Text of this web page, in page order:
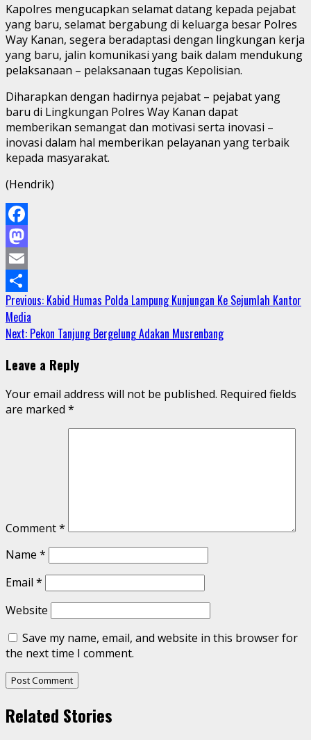
Kapolres mengucapkan selamat datang kepada pejabat
yang baru, selamat bergabung di keluarga besar Polres
Way Kanan, segera beradaptasi dengan lingkungan kerja
yang baru, jalin komunikasi yang baik dalam mendukung
pelaksanaan – pelaksanaan tugas Kepolisian.
Diharapkan dengan hadirnya pejabat – pejabat yang
baru di Lingkungan Polres Way Kanan dapat
memberikan semangat dan motivasi serta inovasi –
inovasi dalam hal memberikan pelayanan yang terbaik
kepada masyarakat.
(Hendrik)
Facebook
Mastodon
Email
Share
Continue
Reading
Previous: Kabid Humas Polda Lampung Kunjungan Ke Sejumlah Kantor
Media
Next: Pekon Tanjung Bergelung Adakan Musrenbang
Leave a Reply
Your email address will not be published. Required fields
are marked *
Comment*
Name *
Email *
Website
Save my name, email, and website in this browser for
the next time I comment.
Related Stories